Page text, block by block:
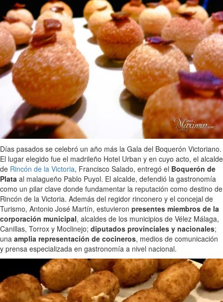
Días pasados se celebró un año más la Gala del Boquerón Victoriano.
El lugar elegido fue el madrileño Hotel Urban y en cuyo acto, el alcalde
de Rincón de la Victoria, Francisco Salado, entregó el Boquerón de
Plata al malagueño Pablo Puyol. El alcalde, defendió la gastronomía
como un pilar clave donde fundamentar la reputación como destino de
Rincón de la Victoria. Además del regidor rinconero y el concejal de
Turismo, Antonio José Martín, estuvieron presentes miembros de la
corporación municipal, alcaldes de los municipios de Vélez Málaga,
Canillas, Torrox y Moclinejo; diputados provinciales y nacionales;
una amplia representación de cocineros, medios de comunicación
y prensa especializada en gastronomía a nivel nacional.